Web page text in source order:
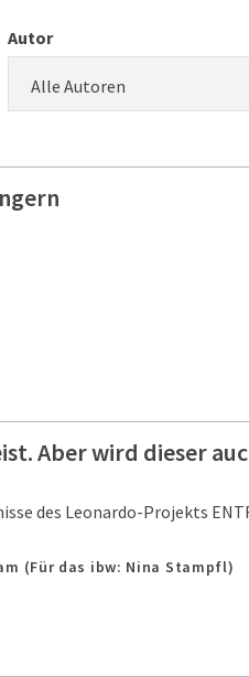
Autor
Alle Autoren
Aber wird dieser
des Leonardo-Projekts
(Für das ibw: Nina Stampfl)